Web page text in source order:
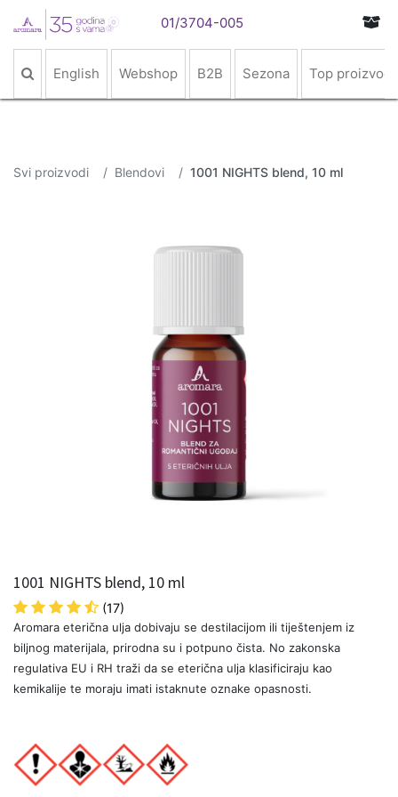
01/3704-005
English Webshop B2B Sezona Top proizvodi
Svi proizvodi Blendovi 1001 NIGHTS blend, 10 ml
1001 NIGHTS blend, 10 ml
(17)
Aromara eterična ulja dobivaju se destilacijom ili tiještenjem iz
biljnog materijala, prirodna su i potpuno čista. No zakonska
regulativa EU i RH traži da se eterična ulja klasificiraju kao
kemikalije te moraju imati istaknute oznake opasnosti.